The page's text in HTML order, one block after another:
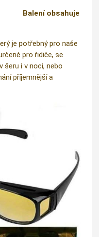
Balení obsahuje
je potřebný pro naše
pro řidiče, se
šeru i v noci, nebo
příjemnější a